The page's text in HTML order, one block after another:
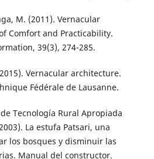
M. (2011). Vernacular
Comfort and Practicability.
39(3), 274-285.
Vernacular architecture.
Fédérale de Lausanne.
Tecnología Rural Apropiada
La estufa Patsari, una
los bosques y disminuir las
Manual del constructor.